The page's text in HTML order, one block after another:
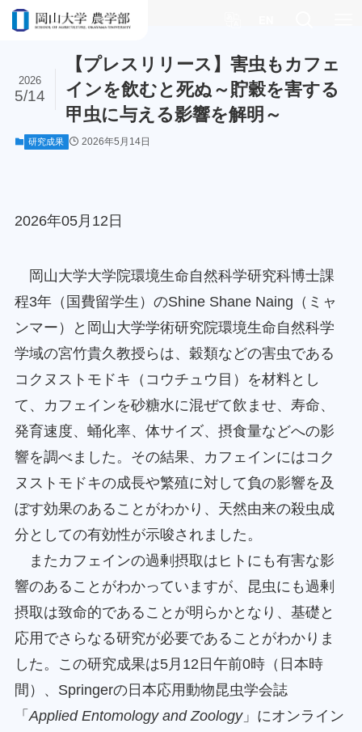
ホーム 研究成果
【プレスリリース】害虫もカフェ
インを飲むと死ぬ～貯穀を害する
甲虫に与える影響を解明～
2026
5/14
研究成果 2026年5月14日
2026年05月12日
岡山大学大学院環境生命自然科学研究科博士課
程3年（国費留学生）のShine Shane Naing（ミャ
ンマー）と岡山大学学術研究院環境生命自然科学
学域の宮竹貴久教授らは、穀類などの害虫である
コクヌストモドキ（コウチュウ目）を材料とし
て、カフェインを砂糖水に混ぜて飲ませ、寿命、
発育速度、蛹化率、体サイズ、摂食量などへの影
響を調べました。その結果、カフェインにはコク
ヌストモドキの成長や繁殖に対して負の影響を及
ぼす効果のあることがわかり、天然由来の殺虫成
分としての有効性が示唆されました。
またカフェインの過剰摂取はヒトにも有害な影
響のあることがわかっていますが、昆虫にも過剰
摂取は致命的であることが明らかとなり、基礎と
応用でさらなる研究が必要であることがわかりま
した。この研究成果は5月12日午前0時（日本時
間）、Springerの日本応用動物昆虫学会誌
「 Applied Entomology and Zoology」にオンライン